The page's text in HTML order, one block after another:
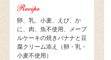
卵、乳、小麦、えび、か
に、肉、魚不使用、メープ
ルケーキの焼きバナナと豆
腐クリーム添え（卵・乳・
小麦不使用）